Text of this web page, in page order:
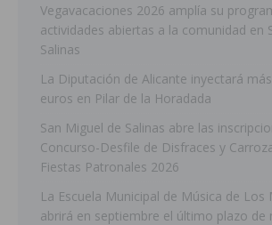
Vegavacaciones 2026 amplía su
actividades abiertas a la comunidad en
Salinas
La Diputación de Alicante inyectará
euros en Pilar de la Horadada
San Miguel de Salinas abre las
Concurso-Desfile de Disfraces y
Fiestas Patronales 2026
La Escuela Municipal de Música de Los
abrirá en septiembre el último plazo de